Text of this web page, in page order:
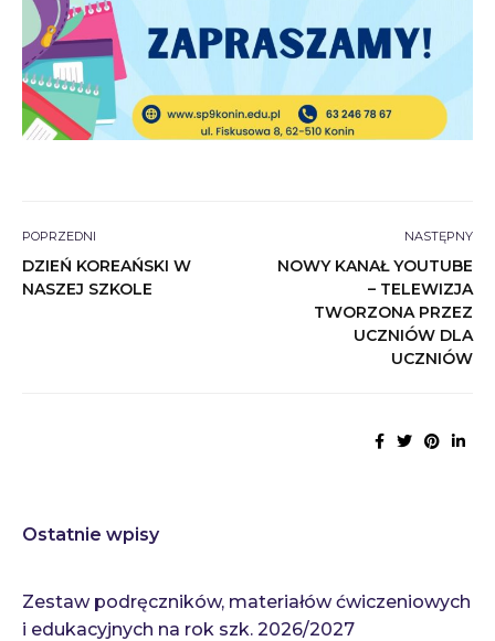
POPRZEDNI
DZIEŃ KOREAŃSKI W
NASZEJ SZKOLE
NASTĘPNY
NOWY KANAŁ YOUTUBE
– TELEWIZJA
TWORZONA PRZEZ
UCZNIÓW DLA
UCZNIÓW
Ostatnie wpisy
Zestaw podręczników, materiałów ćwiczeniowych
i edukacyjnych na rok szk. 2026/2027